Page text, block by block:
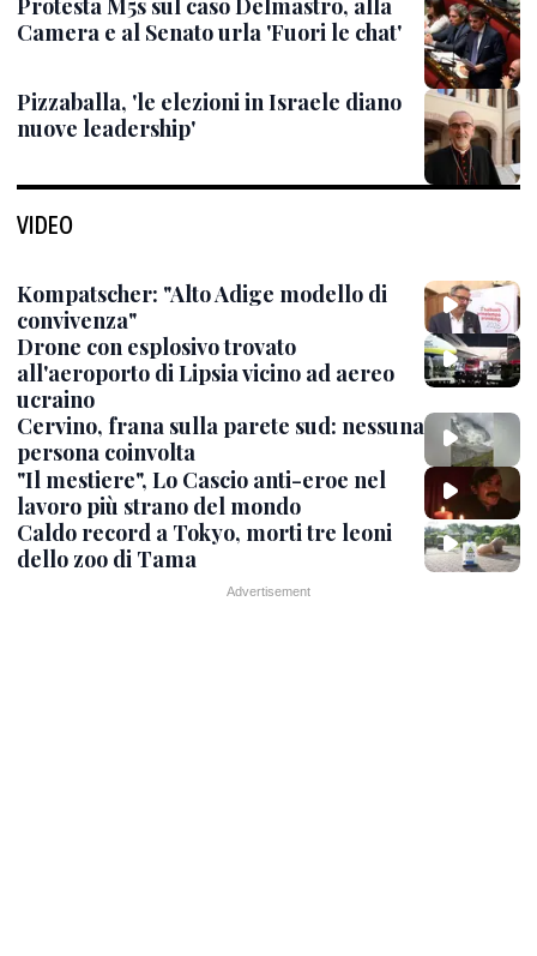
Protesta M5s sul caso Delmastro, alla
Camera e al Senato urla 'Fuori le chat'
Pizzaballa, 'le elezioni in Israele diano
nuove leadership'
VIDEO
Kompatscher: "Alto Adige modello di
convivenza"
Drone con esplosivo trovato
all'aeroporto di Lipsia vicino ad aereo
ucraino
Cervino, frana sulla parete sud: nessuna
persona coinvolta
"Il mestiere", Lo Cascio anti-eroe nel
lavoro più strano del mondo
Caldo record a Tokyo, morti tre leoni
dello zoo di Tama